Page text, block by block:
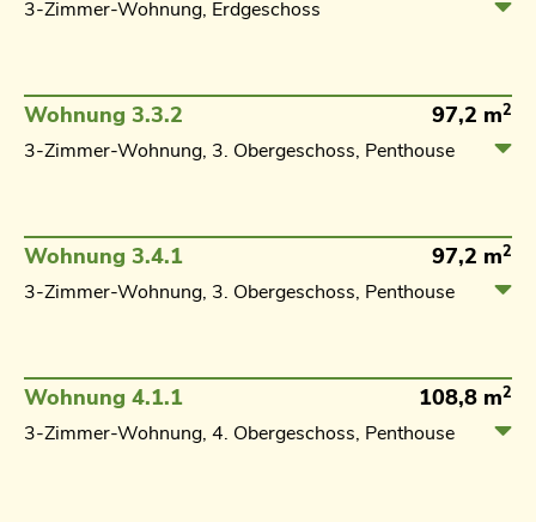
3-Zimmer-Wohnung, Erdgeschoss
Wohnung 3.3.2 97,2 m2
3-Zimmer-Wohnung, 3. Obergeschoss, Penthouse
Wohnung 3.4.1 97,2 m2
3-Zimmer-Wohnung, 3. Obergeschoss, Penthouse
Wohnung 4.1.1 108,8 m2
3-Zimmer-Wohnung, 4. Obergeschoss, Penthouse